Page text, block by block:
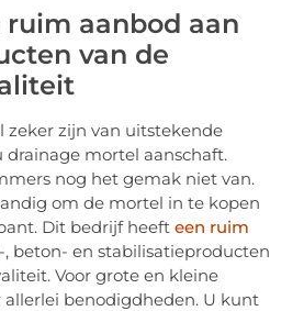
ruim aanbod aan
van de
zijn van uitstekende
mortel aanschaft.
nog het gemak niet van.
om de mortel in te kopen
Dit bedrijf heeft een ruim
beton- en stabilisatieproducten
Voor grote en kleine
benodigdheden. U kunt